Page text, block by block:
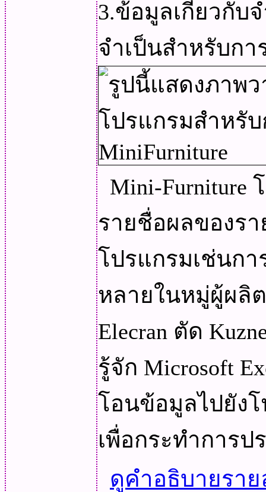
3.ข้อมูลเกี่ยวกับ
จำเป็นสำหรับกา
Mini-Furniture
รายชื่อผลของรา
โปรแกรมเช่นกา
หลายในหมู่ผู้ผลิต
Elecran ตัด
รู้จัก Microsoft
โอนข้อมูลไปยัง
เพื่อกระทำการป
ดูคำอธิบายรา